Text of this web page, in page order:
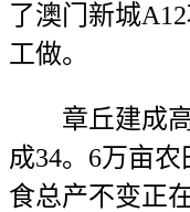
了澳门新城
工做。
章丘建成高
成34。6万亩
食总产不变正